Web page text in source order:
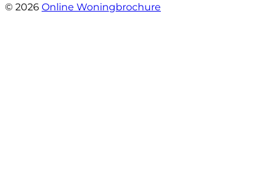
© 2026 Online Woningbrochure